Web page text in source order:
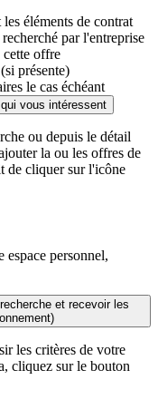
éléments de contrat
par l'entreprise
cette offre
présente)
le cas échéant
vous intéressent
ou depuis le détail
la ou les offres de
de cliquer sur l'icône
espace personnel,
et recevoir les
les critères de votre
cliquez sur le bouton